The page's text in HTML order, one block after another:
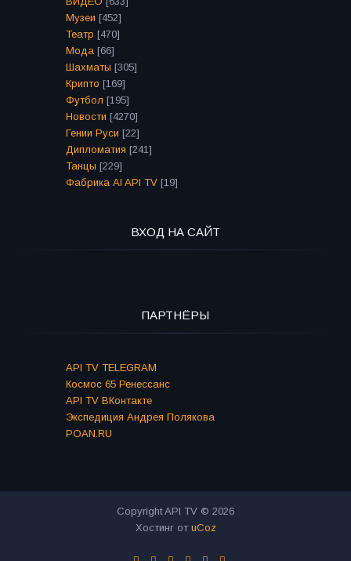
Музеи [452]
Театр [470]
Мода [66]
Шахматы [305]
Крипто [169]
Футбол [195]
Новости [4270]
Гении Руси [22]
Дипломатия [241]
Танцы [229]
Фабрика AI API TV [19]
ВХОД НА САЙТ
ПАРТНЁРЫ
API TV TELEGRAM
Космос 65 Ренессанс
API TV ВКонтакте
Экспедиция Андрея Полякова
POAN.RU
Copyright API TV © 2026
Хостинг от uCoz